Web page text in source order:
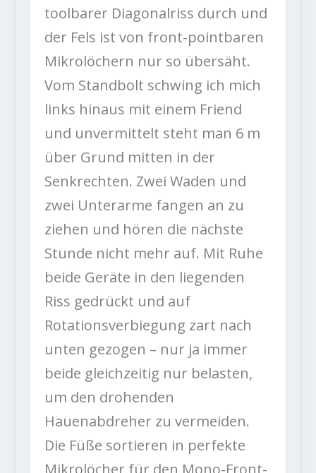
toolbarer Diagonalriss durch und
der Fels ist von front-pointbaren
Mikrolöchern nur so übersäht.
Vom Standbolt schwing ich mich
links hinaus mit einem Friend
und unvermittelt steht man 6 m
über Grund mitten in der
Senkrechten. Zwei Waden und
zwei Unterarme fangen an zu
ziehen und hören die nächste
Stunde nicht mehr auf. Mit Ruhe
beide Geräte in den liegenden
Riss gedrückt und auf
Rotationsverbiegung zart nach
unten gezogen – nur ja immer
beide gleichzeitig nur belasten,
um den drohenden
Hauenabdreher zu vermeiden.
Die Füße sortieren in perfekte